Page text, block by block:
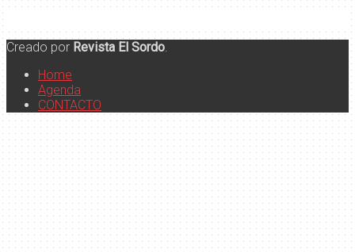
Creado por Revista El Sordo
Home
Agenda
CONTACTO